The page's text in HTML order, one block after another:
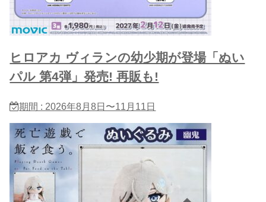
ヒロアカ ヴィランの幼少期が登場「ぬい
パル 第4弾」発売! 再販も!
期間 : 2026年8月8日〜11月11日